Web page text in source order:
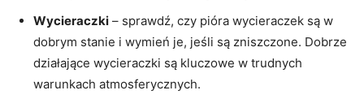
Wycieraczki – sprawdź, czy pióra wycieraczek są w
dobrym stanie i wymień je, jeśli są zniszczone. Dobrze
działające wycieraczki są kluczowe w trudnych
warunkach atmosferycznych.